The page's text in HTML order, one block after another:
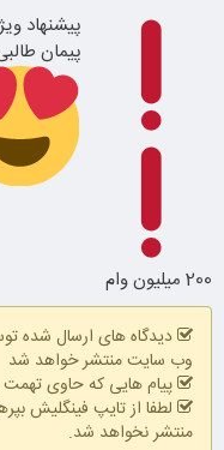
فقط با احراز
هویت در آبان
تتر
200 میلیون وام
پیشنهاد
پیمان
دیدگاه های ارسال شده
وب سایت منتشر خواهد شد
پیام هایی که حاوی تهمت
لطفا از تایپ فینگلیش
منتشر نخواهد شد.